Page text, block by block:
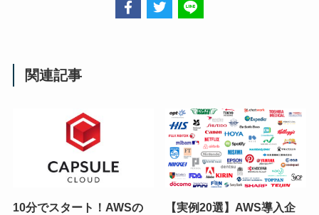
関連記事
10分でスタート！AWSの
【実例20選】AWS導入企